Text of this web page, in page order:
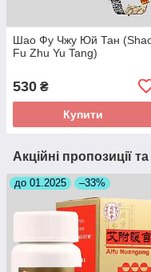
Шао Фу Чжу Юй Тан
Fu Zhu Yu Tang)
530 ₴
Купити
Акційні пропозиції
до 01.2025 –33%